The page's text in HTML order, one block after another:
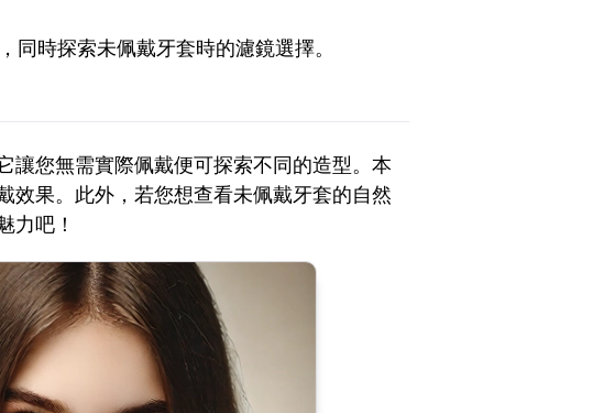
時探索未佩戴牙套時的濾鏡選擇。
讓您無需實際佩戴便可探索不同的造型。本
效果。此外，若您想查看未佩戴牙套的自然
力吧！